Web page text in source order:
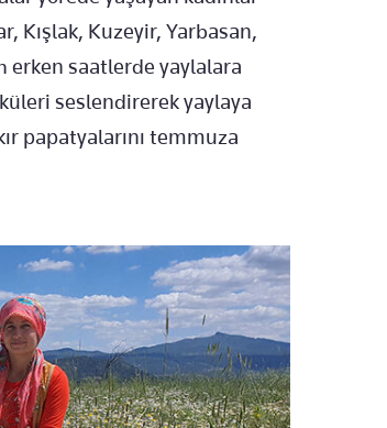
Kışlak, Kuzeyir, Yarbasan,
erken saatlerde yaylalara
seslendirerek yaylaya
papatyalarını temmuza